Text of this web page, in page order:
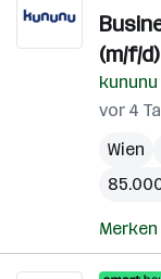
(m/f/
vor 4
Wien
Merken